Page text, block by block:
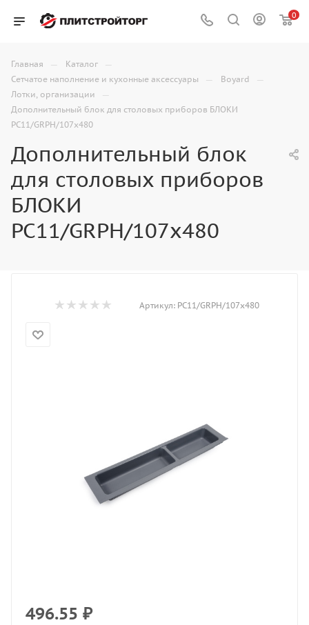
0
Главная — Каталог —
Сетчатое наполнение и кухонные аксессуары — Boyard —
Лотки, организации —
Дополнительный блок для столовых приборов БЛОКИ
PC11/GRPH/107x480
Дополнительный блок
для столовых приборов
БЛОКИ
PC11/GRPH/107x480
Артикул: PC11/GRPH/107x480
496.55 ₽